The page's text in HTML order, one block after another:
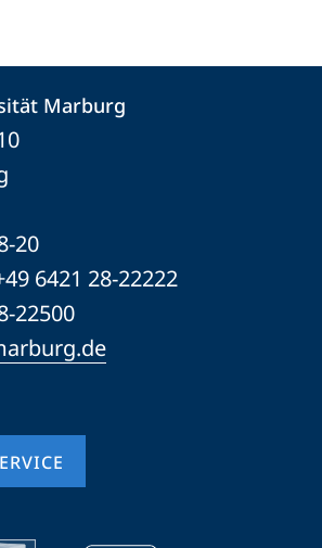
Marburg
20
6421 28-22222
22500